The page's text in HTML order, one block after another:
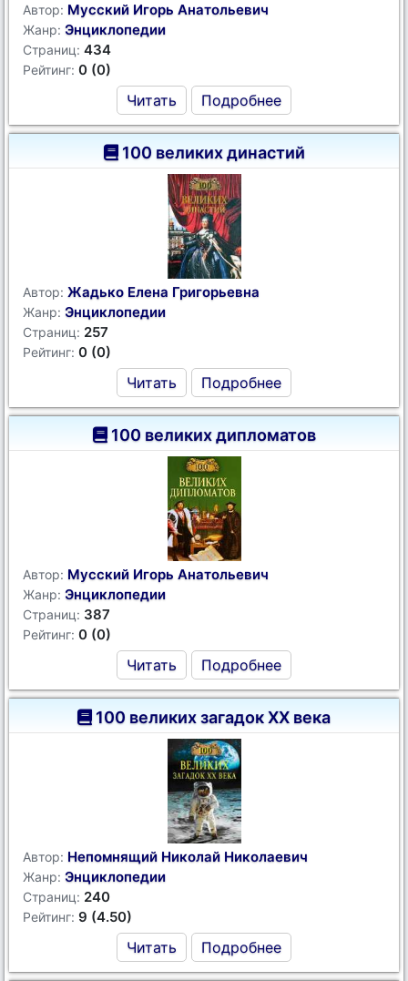
Автор: Мусский Игорь Анатольевич
Жанр: Энциклопедии
Страниц: 434
Рейтинг: 0 (0)
Читать Подробнее
100 великих династий
Автор: Жадько Елена Григорьевна
Жанр: Энциклопедии
Страниц: 257
Рейтинг: 0 (0)
Читать Подробнее
100 великих дипломатов
Автор: Мусский Игорь Анатольевич
Жанр: Энциклопедии
Страниц: 387
Рейтинг: 0 (0)
Читать Подробнее
100 великих загадок XX века
Автор: Непомнящий Николай Николаевич
Жанр: Энциклопедии
Страниц: 240
Рейтинг: 9 (4.50)
Читать Подробнее